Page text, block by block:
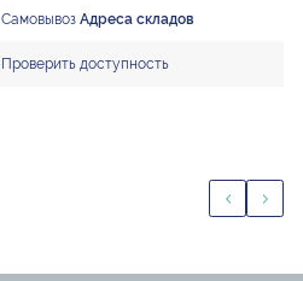
СамовывозАдреса складов
Проверить доступность